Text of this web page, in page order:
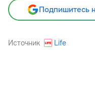
Подпишитесь
Источник Life